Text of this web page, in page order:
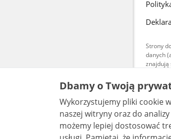
Strony
danych
znajdują
Dbamy o Twoją
Wykorzystujemy pliki cookie
naszej witryny oraz do analizy
możemy lepiej dostosować